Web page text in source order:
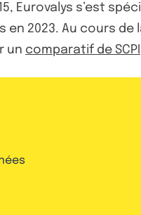
Eurovalys s’est
2023. Au cours
un comparatif de SCPI